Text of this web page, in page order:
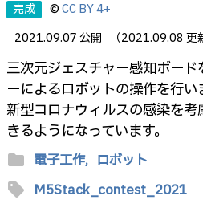
完成 ©CC BY 4+
2021.09.07 公開
（2021.09.08 更
三次元ジェスチャー感知ボー
ーによるロボットの操作を行い
新型コロナウィルスの感染を
きるようになっています。
folder 電子工作, ロボット
sell M5Stack_contest_2021